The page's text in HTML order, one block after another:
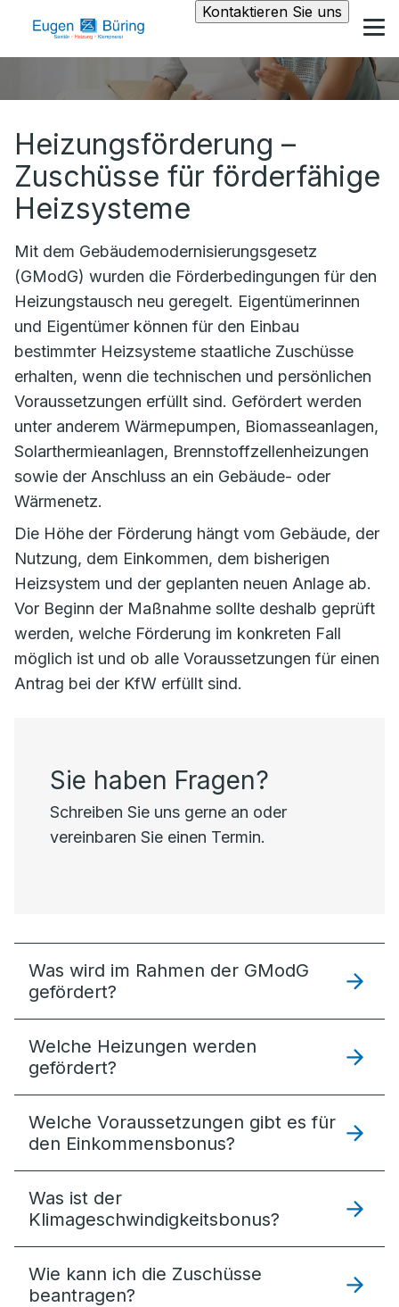
Kontaktieren Sie uns
Heizungsförderung –
Zuschüsse für förderfähige
Heizsysteme
Mit dem Gebäudemodernisierungsgesetz
(GModG) wurden die Förderbedingungen für den
Heizungstausch neu geregelt. Eigentümerinnen
und Eigentümer können für den Einbau
bestimmter Heizsysteme staatliche Zuschüsse
erhalten, wenn die technischen und persönlichen
Voraussetzungen erfüllt sind. Gefördert werden
unter anderem Wärmepumpen, Biomasseanlagen,
Solarthermieanlagen, Brennstoffzellenheizungen
sowie der Anschluss an ein Gebäude- oder
Wärmenetz.
Die Höhe der Förderung hängt vom Gebäude, der
Nutzung, dem Einkommen, dem bisherigen
Heizsystem und der geplanten neuen Anlage ab.
Vor Beginn der Maßnahme sollte deshalb geprüft
werden, welche Förderung im konkreten Fall
möglich ist und ob alle Voraussetzungen für einen
Antrag bei der KfW erfüllt sind.
Sie haben Fragen?
Schreiben Sie uns gerne an oder
vereinbaren Sie einen Termin.
Was wird im Rahmen der GModG
gefördert?
Welche Heizungen werden
gefördert?
Welche Voraussetzungen gibt es für
den Einkommensbonus?
Was ist der
Klimageschwindigkeitsbonus?
Wie kann ich die Zuschüsse
beantragen?